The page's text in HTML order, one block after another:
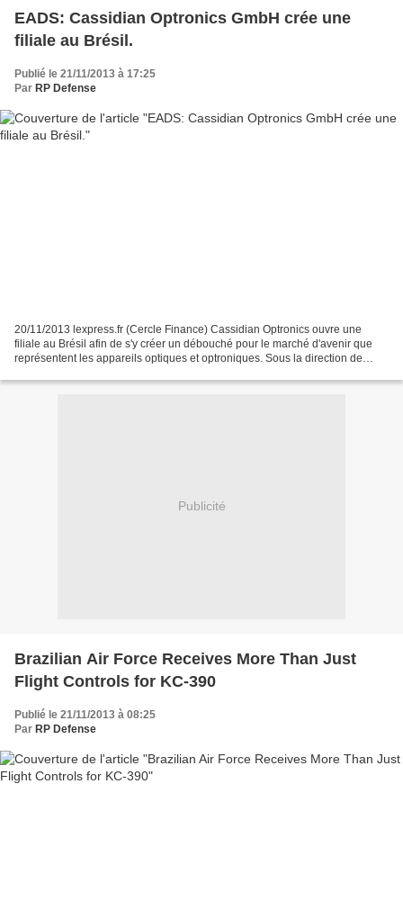
EADS: Cassidian Optronics GmbH crée une
filiale au Brésil.
Publié le 21/11/2013 à 17:25
Par RP Defense
20/11/2013 lexpress.fr (Cercle Finance) Cassidian Optronics ouvre une
filiale au Brésil afin de s'y créer un débouché pour le marché d'avenir que
représentent les appareils optiques et optroniques. Sous la direction de
Publicité
Brazilian Air Force Receives More Than Just
Flight Controls for KC-390
Publié le 21/11/2013 à 08:25
Par RP Defense